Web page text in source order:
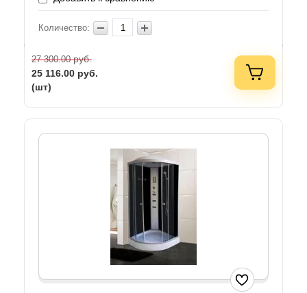
Количество:
27 300.00руб.
25 116.00 руб.
(шт)